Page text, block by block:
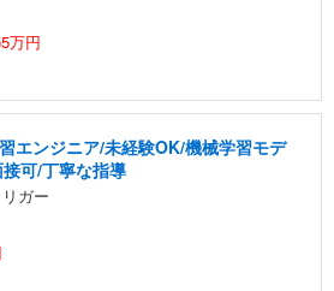
万円
エンジニア/未経験OK/機械学習モデ
可/丁寧な指導
ガー